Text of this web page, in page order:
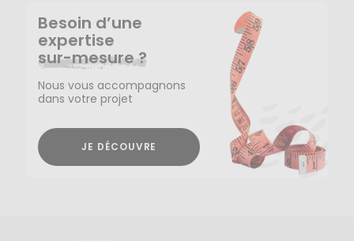
Besoin d’une
expertise
sur-mesure ?
Nous vous accompagnons
dans votre projet
JE DÉCOUVRE